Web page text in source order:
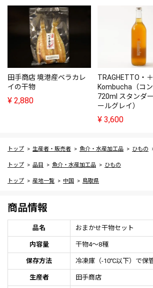
田手商店 境港産ベラカレ
イの干物
¥ 2,880
TRAGHETTO・＋
Kombucha（コン
720ml スタンダ
ールグレイ）
¥ 3,600
トップ 生産者・販売者 魚介・水産加工品 ひもの
トップ 品目 魚介・水産加工品 ひもの
トップ 産地一覧 中国 鳥取県
商品情報
品名 おまかせ干物セット
内容量 干物4～8種
保存方法 冷凍庫（-10℃以下）で保
生産者 田手商店